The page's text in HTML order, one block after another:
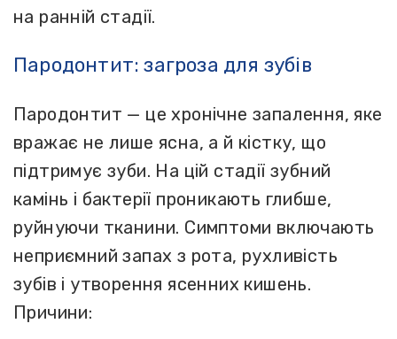
на ранній стадії.
Пародонтит: загроза для зубів
Пародонтит — це хронічне запалення, яке
вражає не лише ясна, а й кістку, що
підтримує зуби. На цій стадії зубний
камінь і бактерії проникають глибше,
руйнуючи тканини. Симптоми включають
неприємний запах з рота, рухливість
зубів і утворення ясенних кишень.
Причини: